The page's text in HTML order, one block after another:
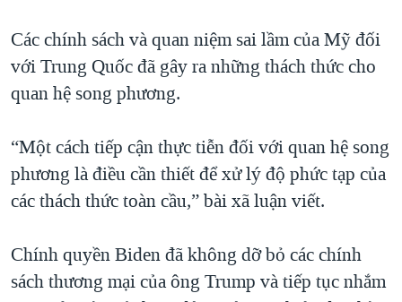
Các chính sách và quan niệm sai lầm của Mỹ đối
với Trung Quốc đã gây ra những thách thức cho
quan hệ song phương.
“Một cách tiếp cận thực tiễn đối với quan hệ song
phương là điều cần thiết để xử lý độ phức tạp của
các thách thức toàn cầu,” bài xã luận viết.
Chính quyền Biden đã không dỡ bỏ các chính
sách thương mại của ông Trump và tiếp tục nhắm